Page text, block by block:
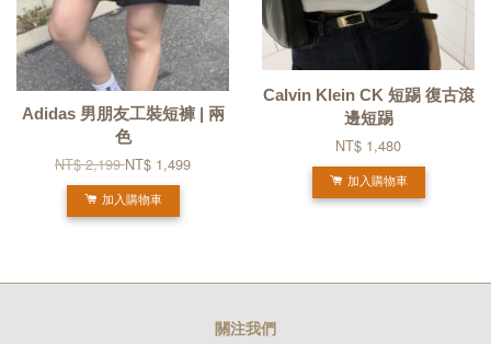
Adidas 男朋友工裝短褲 | 兩
色
NT$ 2,199NT$ 1,499
加入購物車
Calvin Klein CK 短踢 復古滾
邊短踢
NT$ 1,480
加入購物車
關注我們